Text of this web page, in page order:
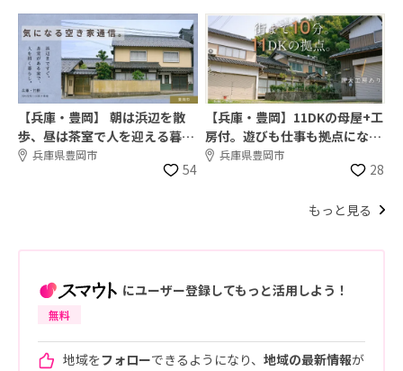
【兵庫・豊岡】 朝は浜辺を散
歩、昼は茶室で人を迎える暮ら
し。｜気になる空き家通信。
兵庫県豊岡市
54
【兵庫・豊岡】11DKの母屋+工
房付。遊びも仕事も拠点になる
家｜気になる空き家通信 #14
兵庫県豊岡市
28
もっと見る
にユーザー登録してもっと活用しよう！
無料
地域をフォローできるようになり、 地域の最新情報が